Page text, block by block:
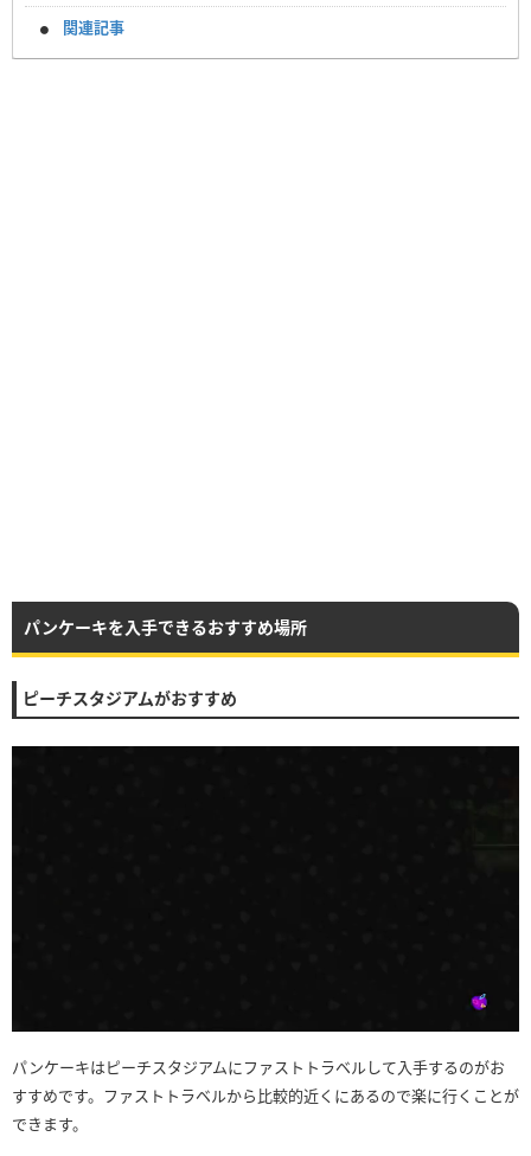
関連記事
パンケーキを入手できるおすすめ場所
ピーチスタジアムがおすすめ
パンケーキはピーチスタジアムにファストトラベルして入手するのがお
すすめです。ファストトラベルから比較的近くにあるので楽に行くことが
できます。